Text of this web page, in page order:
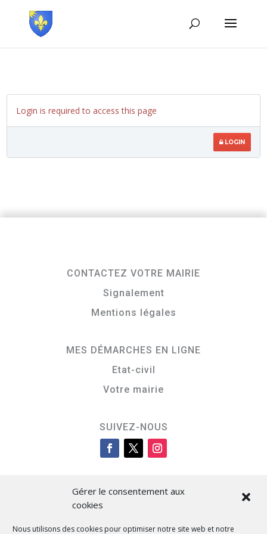
Gérer le consentement aux
cookies
Nous utilisons des cookies pour optimiser notre site web et notre
Login is required to access this page
LOGIN
CONTACTEZ VOTRE MAIRIE
Signalement
Mentions légales
MES DÉMARCHES EN LIGNE
Etat-civil
Votre mairie
SUIVEZ-NOUS